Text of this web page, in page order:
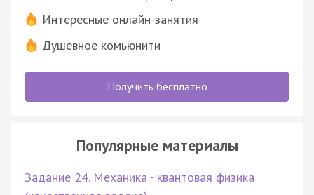
Интересные онлайн-занятия
Душевное комьюнити
Получить бесплатно
Популярные материалы
Задание 24. Механика - квантовая физика